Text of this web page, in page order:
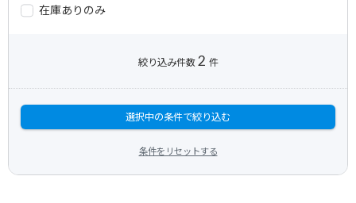
在庫ありのみ
絞り込み件数 2 件
選択中の条件で絞り込む
条件をリセットする